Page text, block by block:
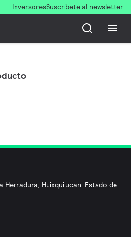
InversoresSuscríbete al newsletter
Herradura, Huixquilucan, Estado de